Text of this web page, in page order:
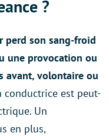
?
perd son sang-froid
une provocation ou
avant, volontaire ou
conductrice est peut-
Un
en plus,